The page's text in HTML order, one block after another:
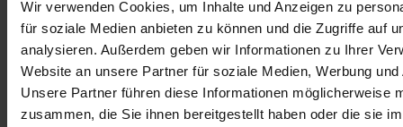
Wir verwenden Cookies, um Inhalte und Anzeigen zu
für soziale Medien anbieten zu können und die Zugriffe auf
analysieren. Außerdem geben wir Informationen zu Ihrer
Website an unsere Partner für soziale Medien, Werbung
Unsere Partner führen diese Informationen möglicherweise
zusammen, die Sie ihnen bereitgestellt haben oder die sie